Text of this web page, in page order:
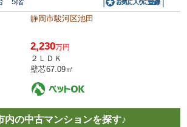
静岡市駿河区池田
2,230万円
２ＬＤＫ
壁芯67.09㎡
内の中古マンションを探す♪